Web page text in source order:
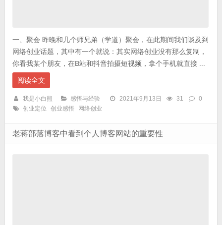
一、聚会 昨晚和几个师兄弟（学道）聚会，在此期间我们谈及到
网络创业话题，其中有一个就说：其实网络创业没有那么复制，
你看我某个朋友，在B站和抖音拍摄短视频，拿个手机就直接 ...
阅读全文
我是小白熊 感悟与经验 2021年9月13日 31
0
创业定位
创业感悟 网络创业
老蒋部落博客中看到个人博客网站的重要性